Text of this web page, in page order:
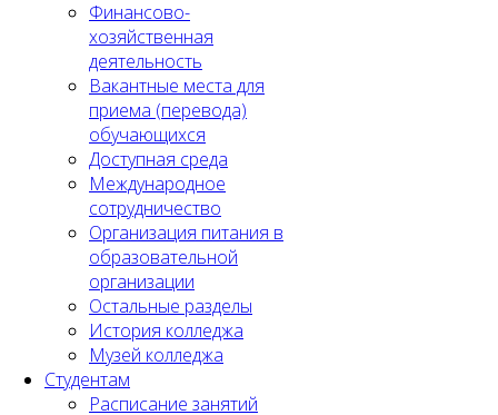
Финансово-
хозяйственная
деятельность
Вакантные места для
приема (перевода)
обучающихся
Доступная среда
Международное
сотрудничество
Организация питания в
образовательной
организации
Остальные разделы
История колледжа
Музей колледжа
Студентам
Расписание занятий